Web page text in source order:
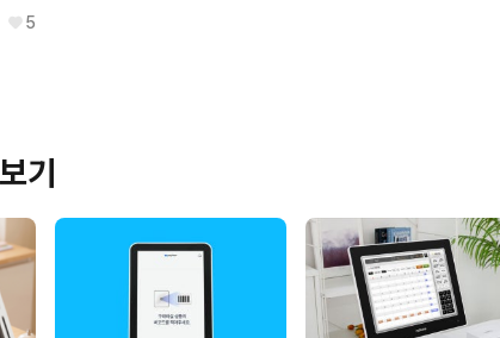
5
기